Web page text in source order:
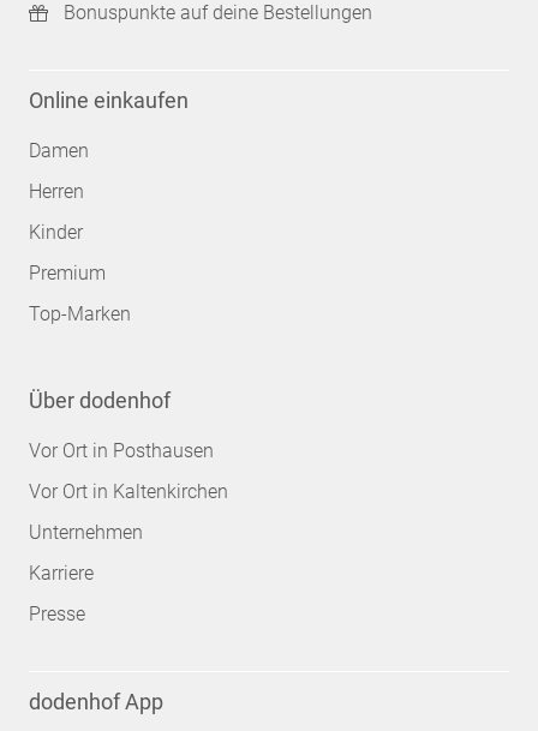
Bonuspunkte auf deine Bestellungen
Online einkaufen
Damen
Herren
Kinder
Premium
Top-Marken
Über dodenhof
Vor Ort in Posthausen
Vor Ort in Kaltenkirchen
Unternehmen
Karriere
Presse
dodenhof App